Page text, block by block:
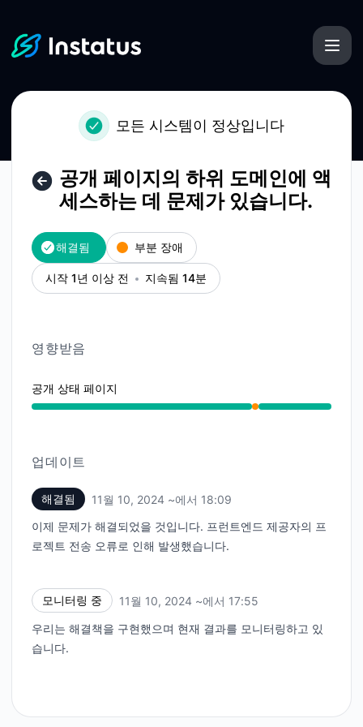
모든 시스템이 정상입니다
공개 페이지의 하위 도메인에 액
세스하는 데 문제가 있습니다.
해결됨 부분 장애
시작 1년 이상 전 지속됨 14분
영향받음
공개 상태 페이지
부분 장애 ~에서 5:55 PM ~ 6:09 PM
업데이트
해결됨 11월 10, 2024 ~에서 18:09
이제 문제가 해결되었을 것입니다. 프런트엔드 제공자의 프
로젝트 전송 오류로 인해 발생했습니다.
모니터링 중 11월 10, 2024 ~에서 17:55
우리는 해결책을 구현했으며 현재 결과를 모니터링하고 있
습니다.